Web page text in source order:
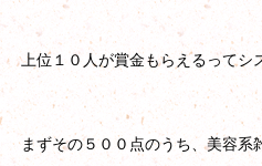
上位１０人が賞金もらえるってシ
まずその５００点のうち、美容系